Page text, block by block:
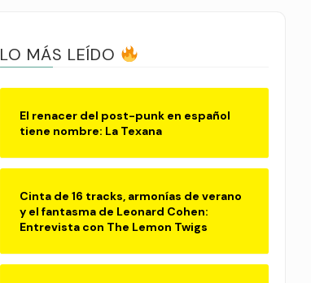
LO MÁS LEÍDO
El renacer del post-punk en español
tiene nombre: La Texana
Cinta de 16 tracks, armonías de verano
y el fantasma de Leonard Cohen:
Entrevista con The Lemon Twigs